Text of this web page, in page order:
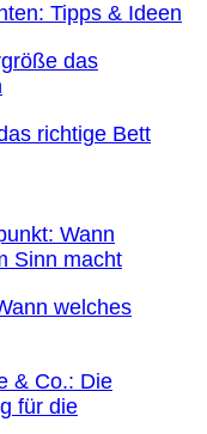
Tipps & Ideen
richtige Bett
welches